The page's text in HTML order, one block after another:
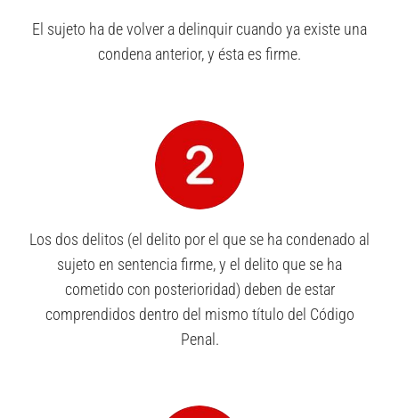
El sujeto ha de volver a delinquir cuando ya existe una
condena anterior, y ésta es firme.
Los dos delitos (el delito por el que se ha condenado al
sujeto en sentencia firme, y el delito que se ha
cometido con posterioridad) deben de estar
comprendidos dentro del mismo título del Código
Penal.